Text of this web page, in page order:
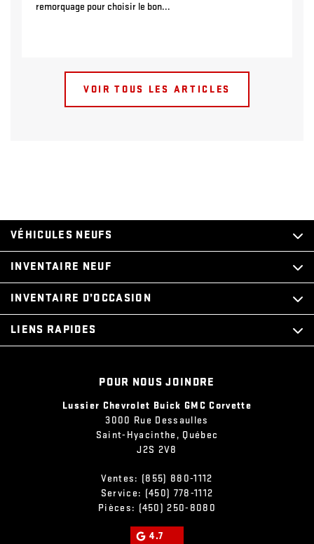
remorquage pour choisir le bon...
VOIR TOUS LES ARTICLES
POUR NOUS JOINDRE
Lussier Chevrolet Buick GMC Corvette
3000 Rue Dessaulles
Saint-Hyacinthe , Québec
J2S 2V8
Ventes: (855) 880-1112
Service: (450) 778-1112
Pièces: (450) 250-8080
4.7
VÉHICULES NEUFS
INVENTAIRE NEUF
INVENTAIRE D’OCCASION
LIENS RAPIDES